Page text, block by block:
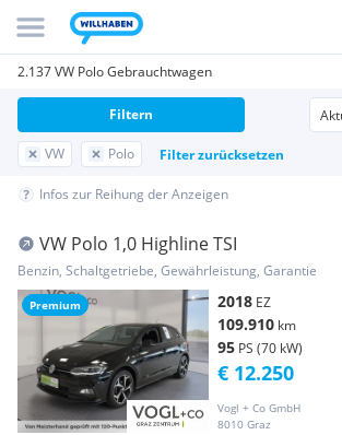
2.137 VW Polo Gebrauchtwagen
VW Polo Filter zurücksetzen
Filtern
Infos zur Reihung der Anzeigen
Premium
VW Polo 1,0 Highline TSI
Benzin, Schaltgetriebe, Gewährleistung, Garantie
2018 EZ
109.910 km
95 PS (70 kW)
Vogl + Co GmbH
8010 Graz
€ 12.250